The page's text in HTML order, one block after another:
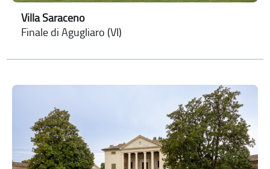
Villa Saraceno
Finale di Agugliaro (VI)